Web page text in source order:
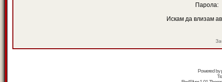
Парола:
Искам да влизам
Powered by